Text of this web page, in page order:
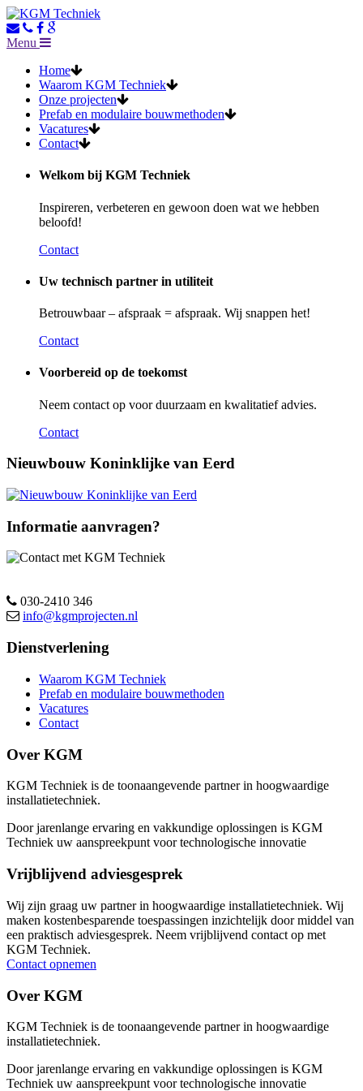
Menu
Home
Waarom KGM Techniek
Onze projecten
Prefab en modulaire bouwmethoden
Vacatures
Contact
Welkom bij KGM Techniek
Inspireren, verbeteren en gewoon doen wat we hebben
beloofd!
Contact
Uw technisch partner in utiliteit
Betrouwbaar – afspraak = afspraak. Wij snappen het!
Contact
Voorbereid op de toekomst
Neem contact op voor duurzaam en kwalitatief advies.
Contact
Nieuwbouw Koninklijke van Eerd
Informatie aanvragen?
030-2410 346
info@kgmprojecten.nl
Dienstverlening
Waarom KGM Techniek
Prefab en modulaire bouwmethoden
Vacatures
Contact
Over KGM
KGM Techniek is de toonaangevende partner in hoogwaardige
installatietechniek.
Door jarenlange ervaring en vakkundige oplossingen is KGM
Techniek uw aanspreekpunt voor technologische innovatie
Vrijblijvend adviesgesprek
Wij zijn graag uw partner in hoogwaardige installatietechniek. Wij
maken kostenbesparende toespassingen inzichtelijk door middel van
een praktisch adviesgesprek. Neem vrijblijvend contact op met
KGM Techniek.
Contact opnemen
Over KGM
KGM Techniek is de toonaangevende partner in hoogwaardige
installatietechniek.
Door jarenlange ervaring en vakkundige oplossingen is KGM
Techniek uw aanspreekpunt voor technologische innovatie